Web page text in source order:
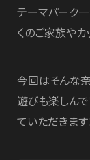
テーマパーク
くのご家族や
今回はそんな
遊びも楽しん
ていただきます